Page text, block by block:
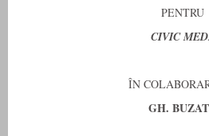
PENTRU
CIVIC
ÎN
GH.